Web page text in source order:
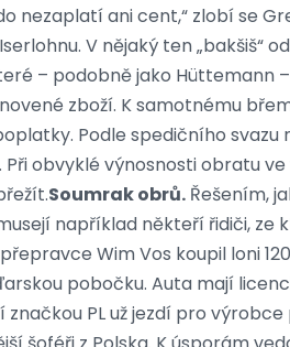
nezaplatí ani cent,“ zlobí se
V nějaký ten „bakšiš“
– podobně jako Hüttemann
zboží. K samotnému
Podle spedičního svazu
obvyklé výnosnosti obratu
Soumrak obrů. Řešením,
například někteří řidiči, ze
Wim Vos koupil loni
pobočku. Auta mají
PL už jezdí pro